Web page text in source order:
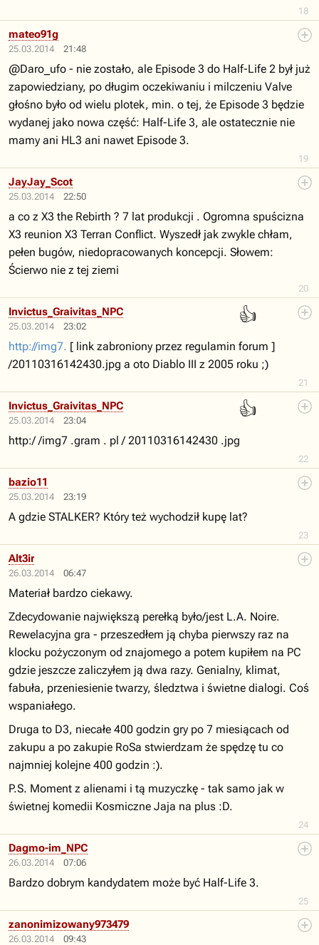
18
25.03.2014 21:48
19
mateo91g
@Daro_ufo - nie zostało, ale Episode 3 do Half-Life 2 był już
zapowiedziany, po długim oczekiwaniu i milczeniu Valve
głośno było od wielu plotek, min. o tej, że Episode 3 będzie
wydanej jako nowa część: Half-Life 3, ale ostatecznie nie
mamy ani HL3 ani nawet Episode 3.
25.03.2014 22:50
20
JayJay_Scot
a co z X3 the Rebirth ? 7 lat produkcji . Ogromna spuścizna
X3 reunion X3 Terran Conflict. Wyszedł jak zwykle chłam,
pełen bugów, niedopracowanych koncepcji. Słowem:
Ścierwo nie z tej ziemi
25.03.2014 23:02
👍
21
Invictus_Graivitas_NPC
http://img7. [ link zabroniony przez regulamin forum ]
/20110316142430.jpg a oto Diablo III z 2005 roku ;)
25.03.2014 23:04
👍
22
Invictus_Graivitas_NPC
http:/ /img7 .gram . pl / 20110316142430 .jpg
25.03.2014 23:19
23
bazio11
A gdzie STALKER? Który też wychodził kupę lat?
26.03.2014 06:47
24
Alt3ir
Materiał bardzo ciekawy.
Zdecydowanie największą perełką było/jest L.A. Noire.
Rewelacyjna gra - przeszedłem ją chyba pierwszy raz na
klocku pożyczonym od znajomego a potem kupiłem na PC
gdzie jeszcze zaliczyłem ją dwa razy. Genialny, klimat,
fabuła, przeniesienie twarzy, śledztwa i świetne dialogi. Coś
wspaniałego.
Druga to D3, niecałe 400 godzin gry po 7 miesiącach od
zakupu a po zakupie RoSa stwierdzam że spędzę tu co
najmniej kolejne 400 godzin :).
P.S. Moment z alienami i tą muzyczkę - tak samo jak w
świetnej komedii Kosmiczne Jaja na plus :D.
26.03.2014 07:06
25
Dagmo-im_NPC
Bardzo dobrym kandydatem może być Half-Life 3.
26.03.2014 09:43
zanonimizowany973479